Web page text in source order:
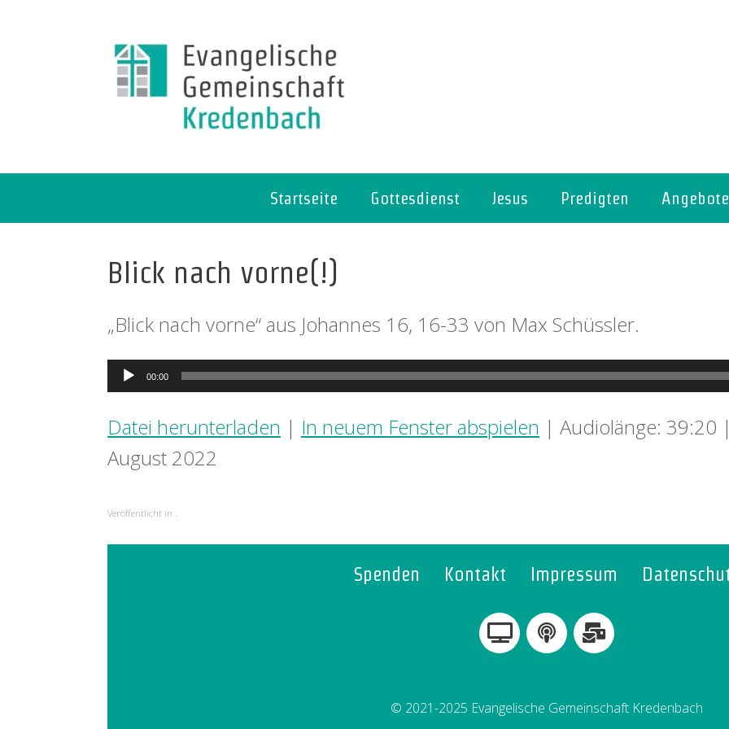
Startseite Gottesdienst Jesus Predigten Angebote
Blick nach vorne(!)
„Blick nach vorne“ aus Johannes 16, 16-33 von Max Schüssler.
Audio-
00:00
Datei herunterladen | In neuem Fenster abspielen | Audiolänge: 39:20 |
August 2022
Veröffentlicht in .
Spenden Kontakt Impressum
© 2021-2025 Evangelische Gemeinschaft Kredenbach